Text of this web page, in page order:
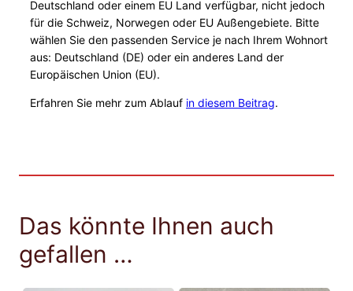
Deutschland oder einem EU Land verfügbar, nicht jedoch
für die Schweiz, Norwegen oder EU Außengebiete. Bitte
wählen Sie den passenden Service je nach Ihrem Wohnort
aus: Deutschland (DE) oder ein anderes Land der
Europäischen Union (EU).
Erfahren Sie mehr zum Ablauf in diesem Beitrag.
Das könnte Ihnen auch
gefallen …